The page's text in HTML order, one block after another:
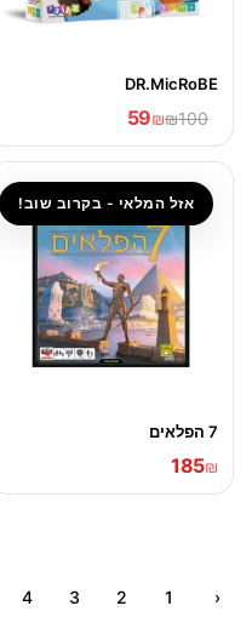
DR.MicRoBE
₪100
₪
59
אזל המלאי - בקרוב שוב!
7 הפלאים
₪
185
‹
1
2
3
4